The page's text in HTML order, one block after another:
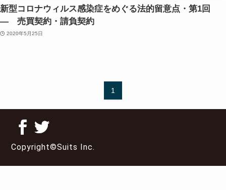
新型コロナウィルス感染症をめぐる法的留意点・第1回
― 売買契約・請負契約
2020年5月25日
1
Copyright©Suits Inc.